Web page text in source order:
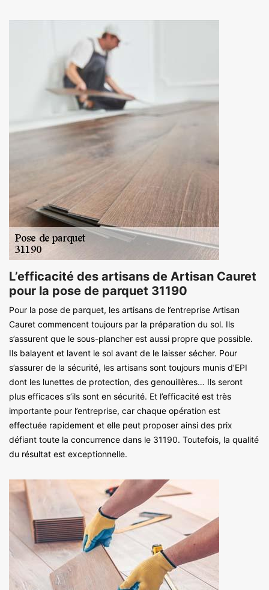
L’efficacité des artisans de Artisan Cauret
pour la pose de parquet 31190
Pour la pose de parquet, les artisans de l’entreprise Artisan
Cauret commencent toujours par la préparation du sol. Ils
s’assurent que le sous-plancher est aussi propre que possible.
Ils balayent et lavent le sol avant de le laisser sécher. Pour
s’assurer de la sécurité, les artisans sont toujours munis d’EPI
dont les lunettes de protection, des genouillères… Ils seront
plus efficaces s’ils sont en sécurité. Et l’efficacité est très
importante pour l’entreprise, car chaque opération est
effectuée rapidement et elle peut proposer ainsi des prix
défiant toute la concurrence dans le 31190. Toutefois, la qualité
du résultat est exceptionnelle.